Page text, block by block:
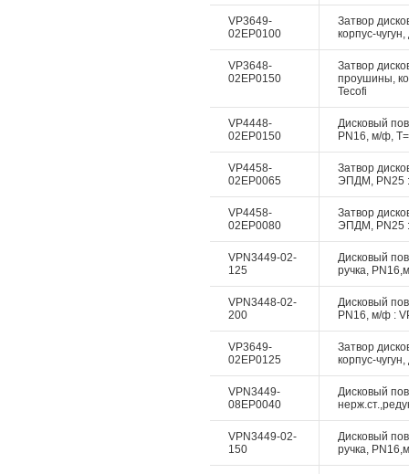
VP3649-
02EP0100
Затвор
корпус-
VP3648-
02EP0150
Затвор
проушины,
Tecofi
VP4448-
02EP0150
Дисковый
PN16, м/ф,
VP4458-
02EP0065
Затвор
ЭПДМ, PN25 :
VP4458-
02EP0080
Затвор
ЭПДМ, PN25 :
VPN3449-02-
125
Дисковый
ручка,
VPN3448-02-
200
Дисковый
PN16, м/ф :
VP3649-
02EP0125
Затвор
корпус-
VPN3449-
08EP0040
Дисковый
VPN3449-02-
150
Дисковый
ручка,